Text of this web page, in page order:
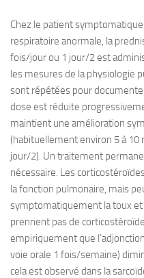
Chez le patient
respiratoire anormale, la
fois/jour ou 1 jour/2 est
les mesures de la physiologie
sont répétées pour
dose est réduite
maintient une amélioration
(habituellement environ 5 à 10
jour/2). Un traitement
nécessaire. Les
la fonction pulmonaire, mais
symptomatiquement la toux et
prennent pas de
empiriquement que
voie orale 1 fois/semaine)
cela est observé dans la